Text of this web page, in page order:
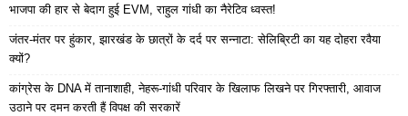
भाजपा की हार से बेदाग हुई EVM, राहुल गांधी का नैरेटिव ध्वस्त!
जंतर-मंतर पर हुंकार, झारखंड के छात्रों के दर्द पर सन्नाटा: सेलिब्रिटी का यह दोहरा रवैया
क्यों?
कांग्रेस के DNA में तानाशाही, नेहरू-गांधी परिवार के खिलाफ लिखने पर गिरफ्तारी, आवाज
उठाने पर दमन करती हैं विपक्ष की सरकारें